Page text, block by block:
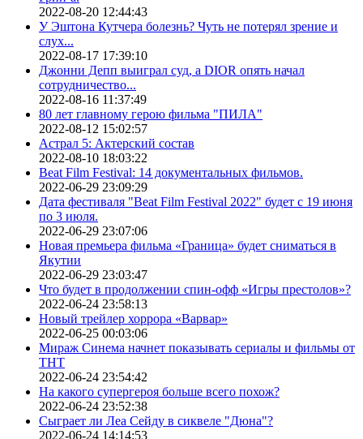
2022-08-20 12:44:43
У Эштона Кутчера болезнь? Чуть не потерял зрение и
слух...
2022-08-17 17:39:10
Джонни Депп выиграл суд, а DIOR опять начал
сотрудничество...
2022-08-16 11:37:49
80 лет главному герою фильма "ПИЛА"
2022-08-12 15:02:57
Астрал 5: Актерский состав
2022-08-10 18:03:22
Beat Film Festival: 14 документальных фильмов.
2022-06-29 23:09:29
Дата фестиваля "Beat Film Festival 2022" будет с 19 июня
по 3 июля.
2022-06-29 23:07:06
Новая премьера фильма «Граница» будет сниматься в
Якутии
2022-06-29 23:03:47
Что будет в продолжении спин-офф «Игры престолов»?
2022-06-24 23:58:13
Новый трейлер хоррора «Варвар»
2022-06-25 00:03:06
Мираж Синема начнет показывать сериалы и фильмы от
ТНТ
2022-06-24 23:54:42
На какого супергероя больше всего похож?
2022-06-24 23:52:38
Сыграет ли Леа Сейду в сиквеле "Дюна"?
2022-06-24 14:14:53